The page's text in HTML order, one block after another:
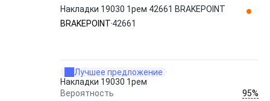
Накладки 19030 1рем 42661 BRAKEPOINT
BRAKEPOINT 42661
Лучшее предложение
Накладки 19030 1рем
Вероятность
95%